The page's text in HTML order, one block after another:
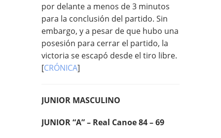
por delante a menos de 3 minutos
para la conclusión del partido. Sin
embargo, y a pesar de que hubo una
posesión para cerrar el partido, la
victoria se escapó desde el tiro libre.
[CRÓNICA]
JUNIOR MASCULINO
JUNIOR “A” – Real Canoe 84 – 69